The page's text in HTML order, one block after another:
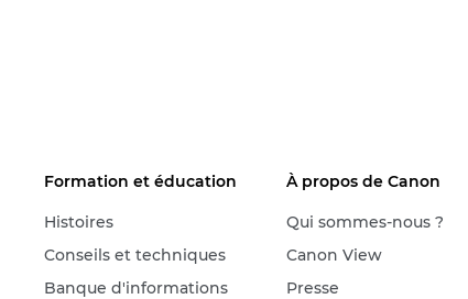
Formation et éducation
Histoires
Conseils et techniques
Banque d'informations
À propos de Canon
Qui sommes-nous ?
Canon View
Presse